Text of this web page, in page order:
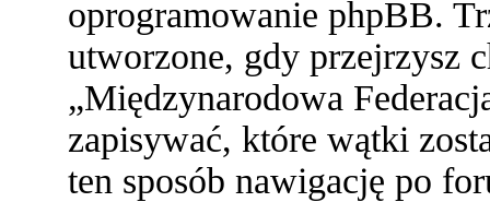
oprogramowanie phpBB.
utworzone, gdy przejrzysz
„Międzynarodowa
zapisywać, które wątki
ten sposób nawigację po